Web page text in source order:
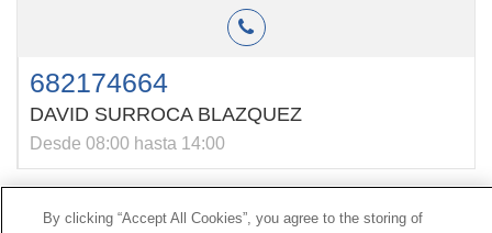
682174664
DAVID SURROCA BLAZQUEZ
Desde 08:00 hasta 14:00
Contacto|Perfil do contratante|Reclamacións
By clicking “Accept All Cookies”, you agree to the storing of